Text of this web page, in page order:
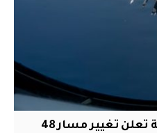
القيادة المركزية الامريكية تعلن تغيير مسار 48